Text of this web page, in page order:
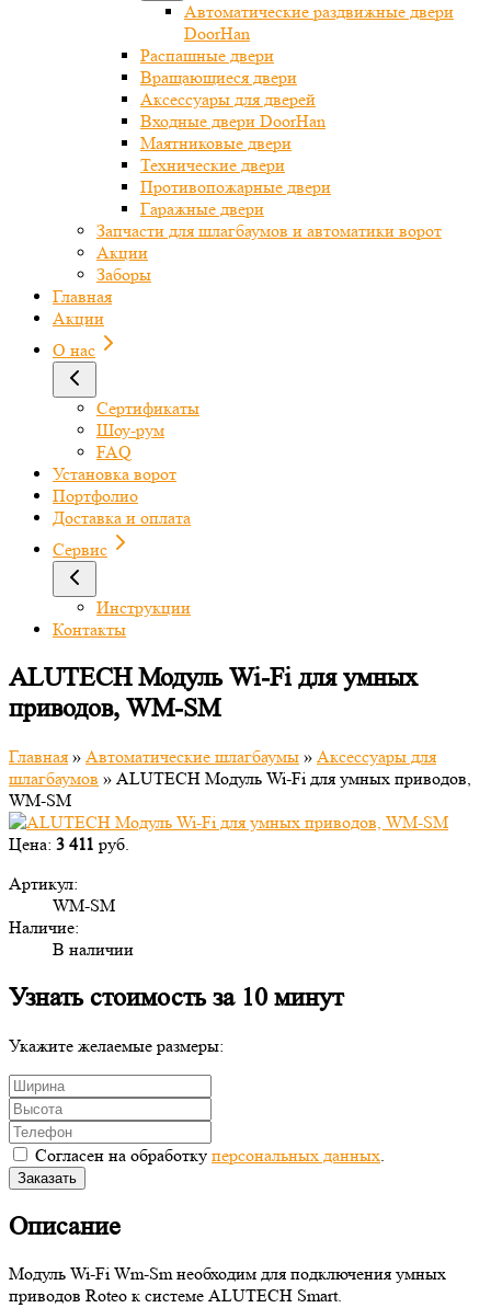
Автоматические раздвижные двери
DoorHan
Распашные двери
Вращающиеся двери
Аксессуары для дверей
Входные двери DoorHan
Маятниковые двери
Технические двери
Противопожарные двери
Гаражные двери
Запчасти для шлагбаумов и автоматики ворот
Акции
Заборы
Главная
Акции
О нас
Сертификаты
Шоу-рум
FAQ
Установка ворот
Портфолио
Доставка и оплата
Сервис
Инструкции
Контакты
ALUTECH Модуль Wi-Fi для умных
приводов, WM-SM
Главная » Автоматические шлагбаумы » Аксессуары для
шлагбаумов » ALUTECH Модуль Wi-Fi для умных приводов,
WM-SM
Цена: 3 411 руб.
Артикул:
WM-SM
Наличие:
В наличии
Узнать стоимость за 10 минут
Укажите желаемые размеры:
Согласен на обработку персональных данных
Заказать
Описание
Модуль Wi-Fi Wm-Sm необходим для подключения умных
приводов Roteo к системе ALUTECH Smart.